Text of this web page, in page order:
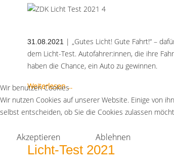
31.08.2021
| „Gutes Licht! Gute Fahrt!“ –
dem Licht-Test. Autofahrer:innen, die ihre
haben die Chance, ein Auto zu gewinnen.
Weiterlesen …
Licht-Test 2021
Wir benutzen Cookies
Wir nutzen Cookies auf unserer Website. Einige von
selbst entscheiden, ob Sie die Cookies zulassen
Akzeptieren Ablehnen